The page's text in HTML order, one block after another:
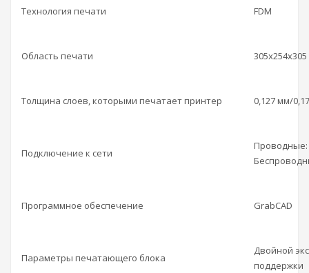
Технология печати FDM
Область печати
Толщина слоев, которыми печатает принтер 0,127 мм/
Подключение к сети
Проводные:
Программное обеспечение GrabCAD
Параметры печатающего блока
Двойной
поддержки